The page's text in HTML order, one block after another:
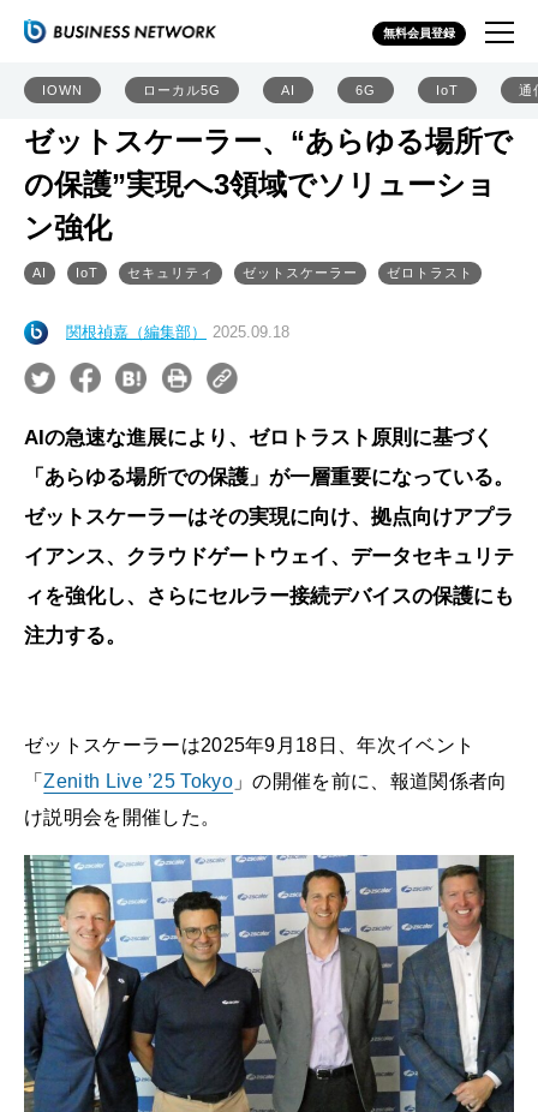
無料会員登録
IOWN ローカル5G AI 6G IoT 通
ゼットスケーラー、“あらゆる場所で
の保護”実現へ3領域でソリューショ
ン強化
AI IoT セキュリティ ゼットスケーラー ゼロトラスト
関根禎嘉（編集部） 2025.09.18
AIの急速な進展により、ゼロトラスト原則に基づく
「あらゆる場所での保護」が一層重要になっている。
ゼットスケーラーはその実現に向け、拠点向けアプラ
イアンス、クラウドゲートウェイ、データセキュリテ
ィを強化し、さらにセルラー接続デバイスの保護にも
注力する。
ゼットスケーラーは2025年9月18日、年次イベント
「Zenith Live ’25 Tokyo 」の開催を前に、報道関係者向
け説明会を開催した。